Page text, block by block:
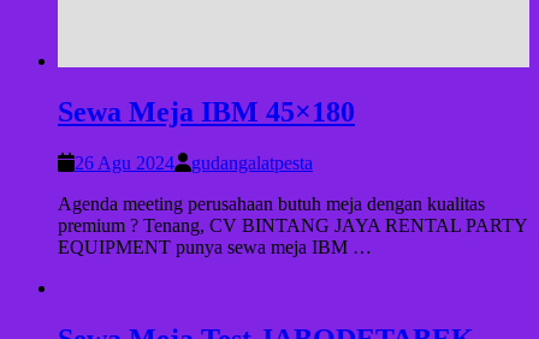
Sewa Meja IBM 45×180
26 Agu 2024
gudangalatpesta
Agenda meeting perusahaan butuh meja dengan kualitas
premium ? Tenang, CV BINTANG JAYA RENTAL PARTY
EQUIPMENT punya sewa meja IBM …